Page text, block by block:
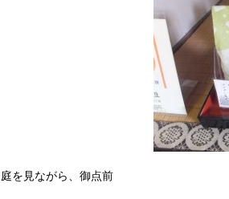
庭を見ながら、御点前